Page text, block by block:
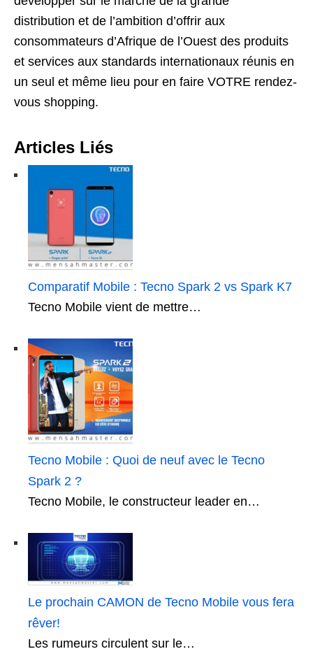
distribution et de l’ambition d’offrir aux
consommateurs d’Afrique de l’Ouest des produits
et services aux standards internationaux réunis en
un seul et même lieu pour en faire VOTRE rendez-
vous shopping.
Articles Liés
Comparatif Mobile : Tecno Spark 2 vs Spark K7
Tecno Mobile vient de mettre…
Tecno Mobile : Quoi de neuf avec le Tecno
Spark 2 ?
Tecno Mobile, le constructeur leader en…
Le prochain CAMON de Tecno Mobile vous fera
rêver!
Les rumeurs circulent sur le…